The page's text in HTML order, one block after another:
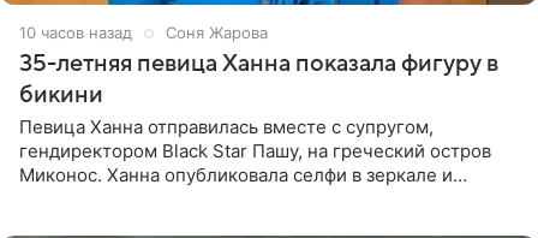
10 часов назад Соня Жарова
35-летняя певица Ханна показала фигуру в
бикини
Певица Ханна отправилась вместе с супругом,
гендиректором Black Star Пашу, на греческий остров
Миконос. Ханна опубликовала селфи в зеркале и